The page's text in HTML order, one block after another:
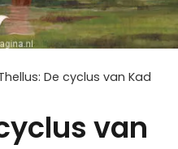
De cyclus van Kad
van